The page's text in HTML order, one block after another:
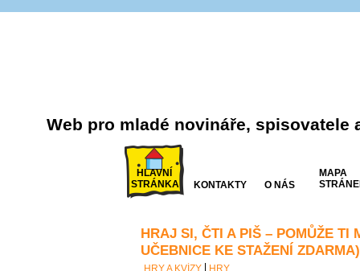
Web pro mladé novináře, spisovatele
HLAVNÍ
STRÁNKA
KONTAKTY O NÁS
MAPA
HRAJ SI, ČTI A PIŠ – POMŮŽE TI
UČEBNICE KE STAŽENÍ ZDARMA)
HRY A KVÍZY
HRY